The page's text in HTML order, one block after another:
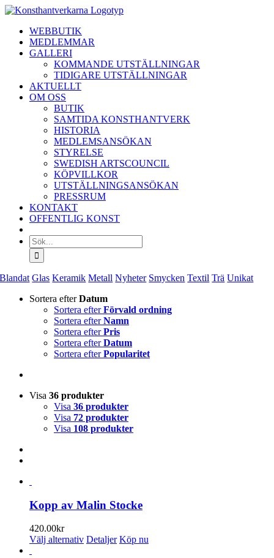
Fortsätt
innehålletWEBBUTIK
MEDLEMMAR
GALLERI
KOMMANDE UTSTÄLLNINGAR
TIDIGARE UTSTÄLLNINGAR
AKTUELLT
OM OSS
BUTIK
SAMTIDA KONSTHANTVERK
HISTORIA
MEDLEMSANSÖKAN
STYRELSE
SWEDISH ARTSCOUNCIL
KÖPVILLKOR
UTSTÄLLNINGSANSÖKAN
PRESSRUM
KONTAKT
OFFENTLIG KONST
Sök
efter:
Blandat Glas Keramik Metall Nyheter Smycken Textil Trä Unikat
Sortera efterDatum
Sortera efterFörvald ordning
Sortera efterNamn
Sortera efterPris
Sortera efterDatum
Sortera efterPopularitet
Visa 36 produkter
Visa 36 produkter
Visa 72 produkter
Visa 108 produkter
Kopp av Malin Stocke
420.00kr
Välj alternativ Den
Detaljer Köp nu